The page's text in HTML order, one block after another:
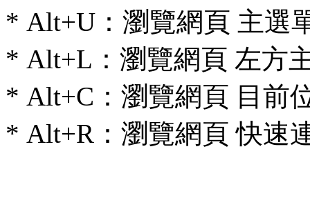
* Alt+U：瀏覽網頁 主選
* Alt+L：瀏覽網頁 左方
* Alt+C：瀏覽網頁 目前
* Alt+R：瀏覽網頁 快速